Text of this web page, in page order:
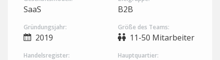
SaaS B2B
Gründungsjahr:
2019
Größe des Teams:
11-50 Mitarbeiter
Handelsregister: Hauptquartier: